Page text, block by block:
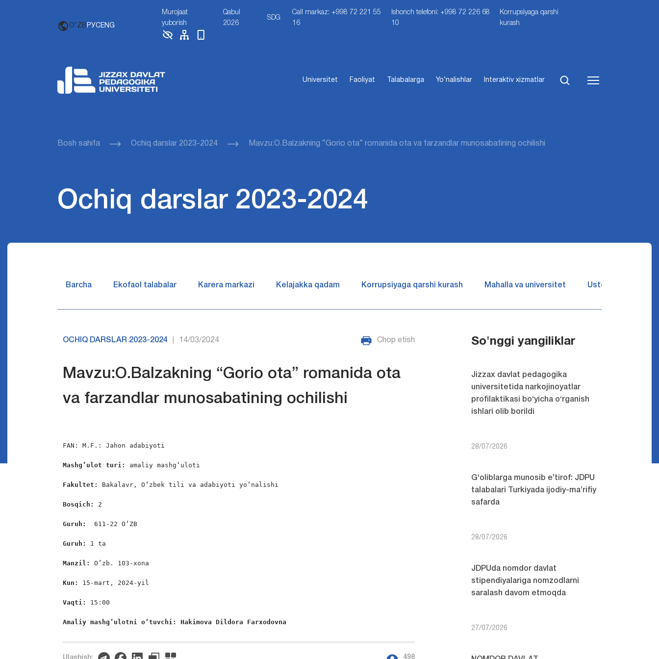
O'ZB РУСENG
Murojaat
yuborish
Qabul
2026
SDG
Call markaz: +998 72 221 55
16
Ishonch telefoni: +998 72 226 68
10
Korrupsiyaga qarshi
kurash
Universitet Faoliyat Talabalarga Yo‘nalishlar Interaktiv xizmatlar
Bosh sahifa Ochiq darslar 2023-2024 Mavzu:O.Balzakning “Gorio ota” romanida ota va farzandlar munosabatining ochilishi
Ochiq darslar 2023-2024
Barcha Ekofaol talabalar Karera markazi Kelajakka qadam Korrupsiyaga qarshi kurash Mahalla va universitet Ustozlar suhbatin
OCHIQ DARSLAR 2023-2024 14/03/2024 Chop etish
Mavzu:O.Balzakning “Gorio ota” romanida ota
va farzandlar munosabatining ochilishi
FAN: M.F.: Jahon adabiyoti
Mashg’ulot turi: amaliy mashgʻuloti
Fakultet: Bakalavr, Oʻzbek tili va adabiyoti yoʻnalishi
Bosqich: 2
Guruh: 611-22 OʻZB
Guruh: 1 ta
Manzil: O’zb. 103-xona
Kun: 15-mart, 2024-yil
Vaqti: 15:00
Amaliy mashgʻulotni oʻtuvchi: Hakimova Dildora Farxodovna
498
So'nggi yangiliklar
Jizzax davlat pedagogika
universitetida narkojinoyatlar
profilaktikasi bo‘yicha o‘rganish
ishlari olib borildi
28/07/2026
G‘oliblarga munosib e’tirof: JDPU
talabalari Turkiyada ijodiy-ma’rifiy
safarda
28/07/2026
JDPUda nomdor davlat
stipendiyalariga nomzodlarni
saralash davom etmoqda
27/07/2026